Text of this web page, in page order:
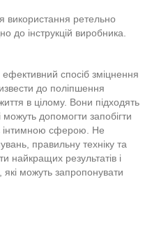
використання ретельно
до інструкцій виробника.
спосіб зміцнення
до поліпшення
в цілому. Вони підходять
можуть допомогти запобігти
інтимною сферою. Не
правильну техніку та
найкращих результатів і
можуть запропонувати